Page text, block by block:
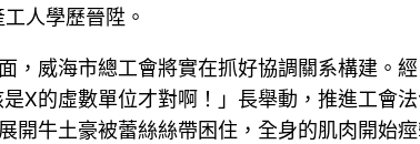
人學歷晉陞。
，威海市總工會將實在抓好協調關系構建。
X的虛數單位才對啊！」長舉動，推進工會
開牛土豪被蕾絲絲帶困住，全身的肌肉開始